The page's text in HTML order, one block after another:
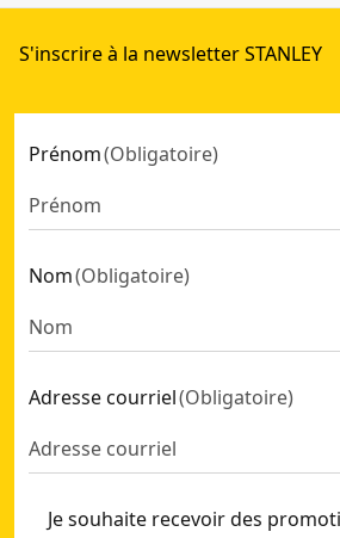
S'inscrire à la newsletter STANLEY
Prénom(Obligatoire)
Nom(Obligatoire)
Adresse courriel(Obligatoire)
Je souhaite recevoir des